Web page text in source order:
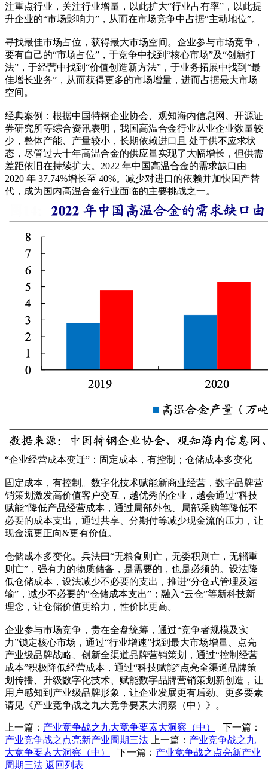
注重点行业，关注行业增量，以此扩大“行业占有率”，以此提
升企业的“市场影响力”，从而在市场竞争中占据“主动地位”。
寻找最佳市场占位，获得最大市场空间。企业参与市场竞争，
要有自己的“市场占位”，于竞争中找到“核心市场”及“创新打
法”，于经营中找到“价值创造新方法”，于业务拓展中找到“最
佳增长业务”，从而获得更多的市场增量，进而占据最大市场
空间。
经典案例：根据中国特钢企业协会、观知海内信息网、开源证
券研究所等综合资讯表明，我国高温合金行业从业企业数量较
少，整体产能、产量较小，长期依赖进口且 处于供不应求状
态，尽管过去十年高温合金的供应量实现了大幅增长，但供需
差距依旧在持续扩大。2022 年中国高温合金的需求缺口由
2020 年 37.74%增长至 40%。减少对进口的依赖并加快国产替
代，成为国内高温合金行业面临的主要挑战之一。
“企业经营成本变迁”：固定成本，有控制；仓储成本多变化
固定成本，有控制。数字化技术赋能新商业经营，数字品牌营
销策划激发高价值客户交互，越优秀的企业，越会通过“科技
赋能”降低产品经营成本，通过局部外包、局部采购等降低不
必要的成本支出，通过共享、分期付等减少现金流的压力，让
现金流更正向&更有价值。
仓储成本多变化。兵法曰“无粮食则亡，无委积则亡，无辎重
则亡”，强有力的物质储备，是需要的，也是必须的。设法降
低仓储成本，设法减少不必要的支出，推进“分仓式管理及运
输”，减少不必要的“仓储成本支出”；融入“云仓”等新科技新
理念，让仓储价值更给力，性价比更高。
企业参与市场竞争，贵在全盘统筹，通过“竞争者规模及实
力”锁定核心市场，通过“行业增速”找到最大市场增量、点亮
产业级品牌战略、创新全渠道品牌营销策划，通过“控制经营
成本”积极降低经营成本，通过“科技赋能”点亮全渠道品牌策
划传播、升级数字化技术、赋能数字品牌营销策划新创造，让
用户感知到产业级品牌形象，让企业发展更有后劲。更多要素
请见《产业竞争战之九大竞争要素大洞察（中）》。
上一篇： 产业竞争战之九大竞争要素大洞察（中）
下一篇：
产业竞争战之点亮新产业周期三法 上一篇： 产业竞争战之九
大竞争要素大洞察（中）
下一篇： 产业竞争战之点亮新产业
周期三法 返回列表